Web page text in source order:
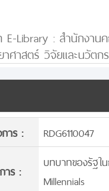
Library : สำนักงาน
ศาสตร์ วิจัยและนวัตก
าร : RDG6110047
าร :
บทบาทของรัฐใ
Millennials